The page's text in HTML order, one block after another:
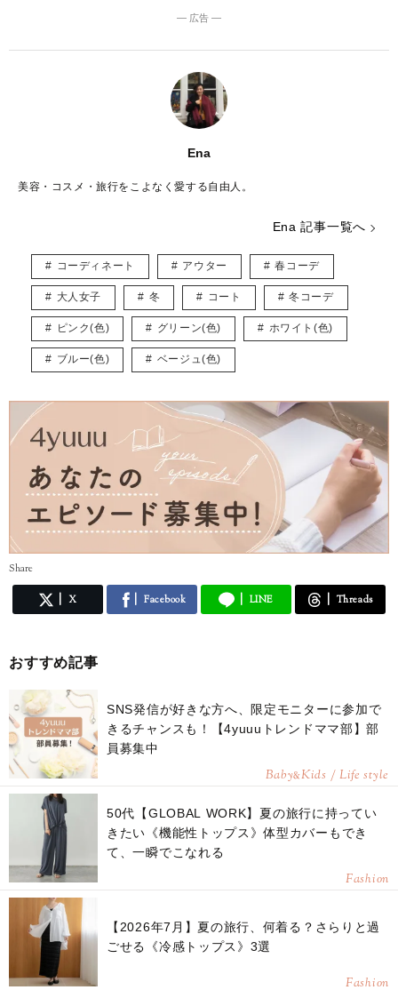
― 広告 ―
Ena
美容・コスメ・旅行をこよなく愛する自由人。
Ena 記事一覧へ
コーディネート アウター 春コーデ
大人女子 冬 コート 冬コーデ
ピンク(色) グリーン(色) ホワイト(色)
ブルー(色) ベージュ(色)
Share
X Facebook LINE Threads
おすすめ記事
SNS発信が好きな方へ、限定モニターに参加で
きるチャンスも！【4yuuuトレンドママ部】部
員募集中
Baby&Kids / Life style
50代【GLOBAL WORK】夏の旅行に持ってい
きたい《機能性トップス》体型カバーもでき
て、一瞬でこなれる
Fashion
【2026年7月】夏の旅行、何着る？さらりと過
ごせる《冷感トップス》3選
Fashion